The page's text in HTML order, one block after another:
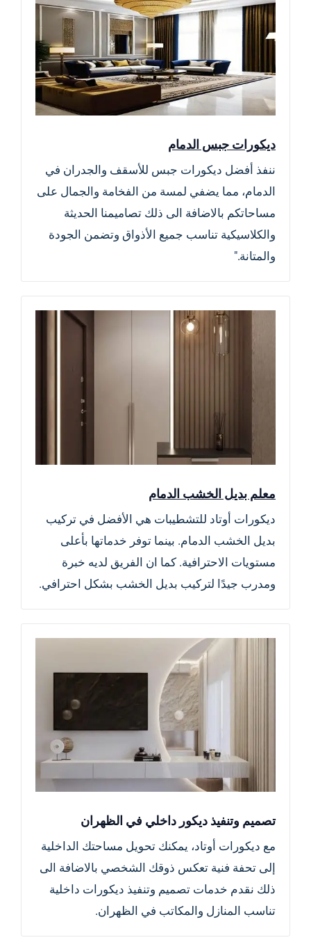
ديكورات جبس الدمام
ننفذ أفضل ديكورات جبس للأسقف والجدران في
الدمام، مما يضفي لمسة من الفخامة والجمال على
مساحاتكم بالاضافة الى ذلك تصاميمنا الحديثة
والكلاسيكية تناسب جميع الأذواق وتضمن الجودة
والمتانة."
معلم بديل الخشب الدمام
ديكورات أوتاد للتشطيبات هي الأفضل في تركيب
بديل الخشب الدمام. بينما توفر خدماتها بأعلى
مستويات الاحترافية. كما ان الفريق لديه خبرة
ومدرب جيدًا لتركيب بديل الخشب بشكل احترافي.
تصميم وتنفيذ ديكور داخلي في الظهران
مع ديكورات أوتاد، يمكنك تحويل مساحتك الداخلية
إلى تحفة فنية تعكس ذوقك الشخصي بالاضافة الى
ذلك نقدم خدمات تصميم وتنفيذ ديكورات داخلية
تناسب المنازل والمكاتب في الظهران.